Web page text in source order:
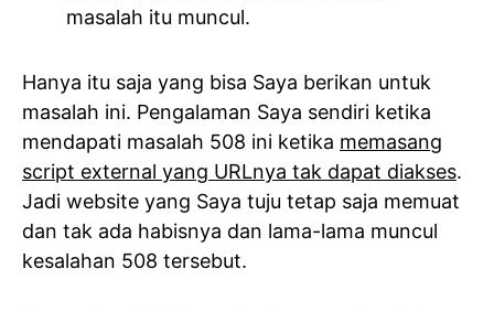
masalah itu muncul.
Hanya itu saja yang bisa Saya berikan untuk
masalah ini. Pengalaman Saya sendiri ketika
mendapati masalah 508 ini ketika memasang
script external yang URLnya tak dapat diakses.
Jadi website yang Saya tuju tetap saja memuat
dan tak ada habisnya dan lama-lama muncul
kesalahan 508 tersebut.